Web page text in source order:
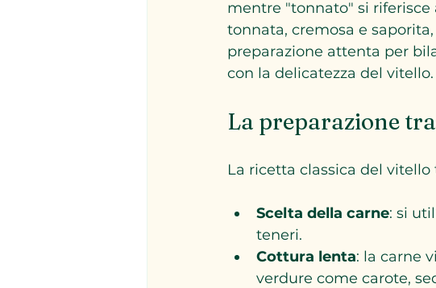
mentre "tonnato" si riferisce
tonnata, cremosa e
preparazione attenta per
con la delicatezza del vitello.
La preparazione
La ricetta classica del
Scelta della carne: si
teneri.
Cottura lenta: la carne
verdure come carote,